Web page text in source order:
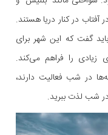
آفتاب در کنار دریا هستند.
باید گفت که این شهر برای
زیادی را فراهم می‌کند.
در شب فعالیت دارند،
در شب لذت ببرید.